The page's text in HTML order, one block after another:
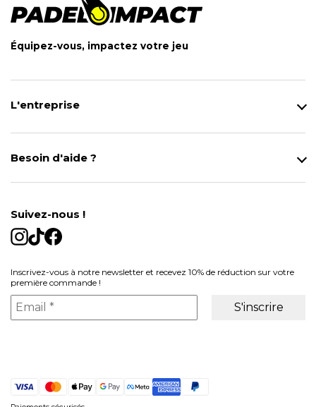
Équipez-vous, impactez votre jeu
L'entreprise
Besoin d'aide ?
Contact
Gestion des cookies
Suivez-nous !
Inscrivez-vous à notre newsletter et recevez 10% de réduction sur votre
première commande !